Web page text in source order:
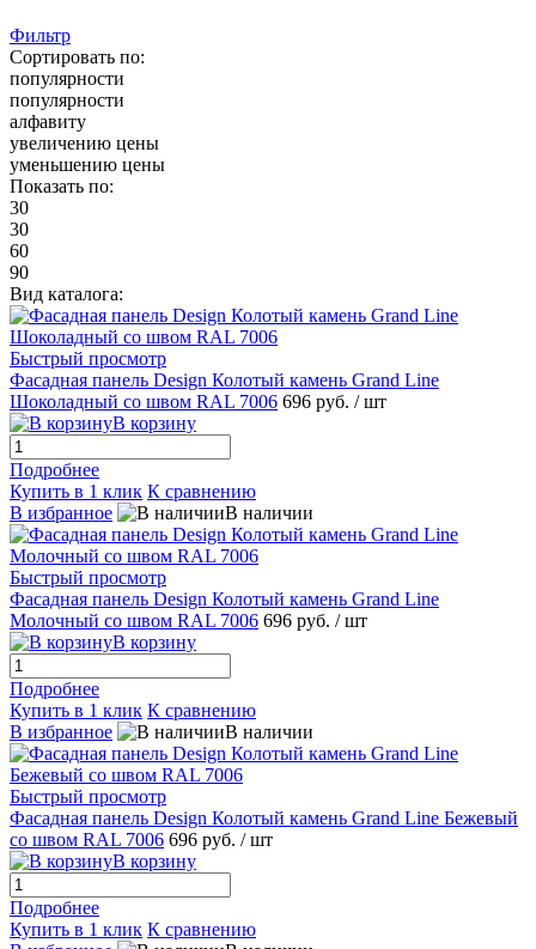
Фильтр
Сортировать по:
популярности
популярности
алфавиту
увеличению цены
уменьшению цены
Показать по:
30
30
60
90
Вид каталога:
Быстрый просмотр
Фасадная панель Design Колотый камень Grand Line
Шоколадный со швом RAL 7006 696 руб. / шт
В корзину
Подробнее
Купить в 1 клик К сравнению
В избранное
В наличии
Быстрый просмотр
Фасадная панель Design Колотый камень Grand Line
Молочный со швом RAL 7006 696 руб. / шт
В корзину
Подробнее
Купить в 1 клик К сравнению
В избранное
В наличии
Быстрый просмотр
Фасадная панель Design Колотый камень Grand Line Бежевый
со швом RAL 7006 696 руб. / шт
В корзину
Подробнее
Купить в 1 клик К сравнению